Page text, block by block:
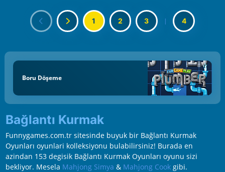
1 2 3 | 4
Boru Döşeme
Bağlantı Kurmak
Funnygames.com.tr sitesinde buyuk bir Bağlantı Kurmak
Oyunları oyunlari kolleksiyonu bulabilirsiniz! Burada en
azindan 153 degisik Bağlantı Kurmak Oyunları oyunu sizi
bekliyor. Mesela Mahjong Simya & Mahjong Cookgibi.